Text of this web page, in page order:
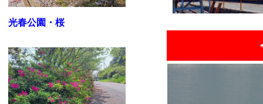
光春公園・桜